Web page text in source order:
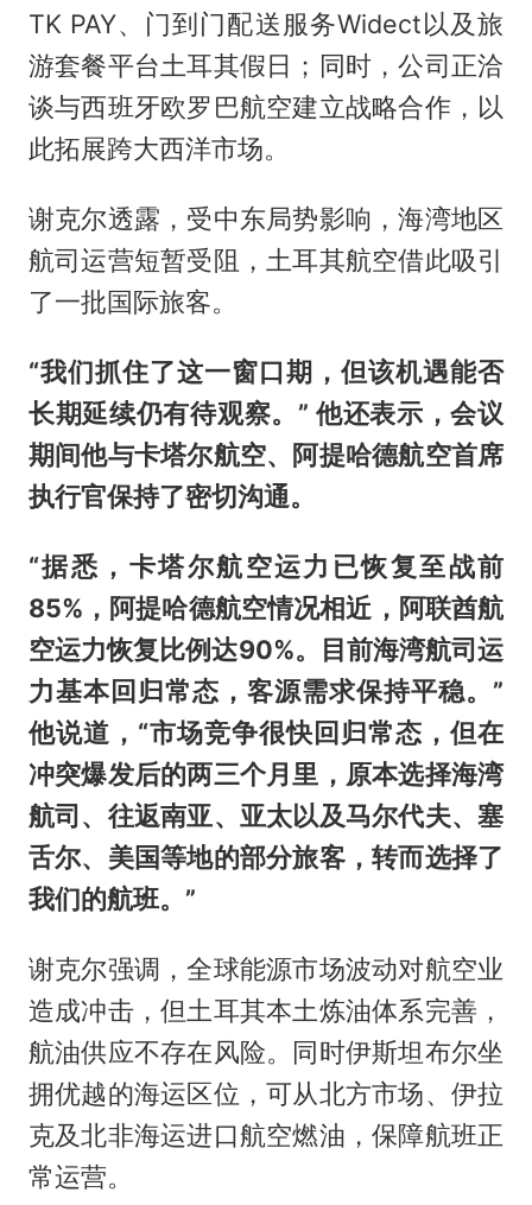
TK PAY、门到门配送服务Widect以及旅
游套餐平台土耳其假日；同时，公司正洽
谈与西班牙欧罗巴航空建立战略合作，以
此拓展跨大西洋市场。
谢克尔透露，受中东局势影响，海湾地区
航司运营短暂受阻，土耳其航空借此吸引
了一批国际旅客。
“我们抓住了这一窗口期，但该机遇能否
长期延续仍有待观察。” 他还表示，会议
期间他与卡塔尔航空、阿提哈德航空首席
执行官保持了密切沟通。
“据悉，卡塔尔航空运力已恢复至战前
85%，阿提哈德航空情况相近，阿联酋航
空运力恢复比例达90%。目前海湾航司运
力基本回归常态，客源需求保持平稳。”
他说道，“市场竞争很快回归常态，但在
冲突爆发后的两三个月里，原本选择海湾
航司、往返南亚、亚太以及马尔代夫、塞
舌尔、美国等地的部分旅客，转而选择了
我们的航班。”
谢克尔强调，全球能源市场波动对航空业
造成冲击，但土耳其本土炼油体系完善，
航油供应不存在风险。同时伊斯坦布尔坐
拥优越的海运区位，可从北方市场、伊拉
克及北非海运进口航空燃油，保障航班正
常运营。